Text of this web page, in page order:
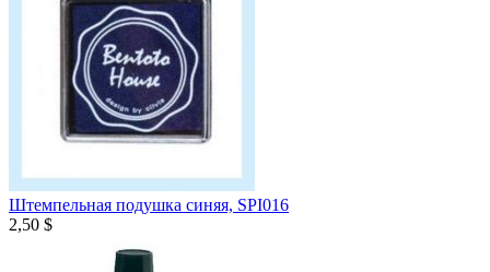
Штемпельная подушка синяя, SPI016
2,50 $